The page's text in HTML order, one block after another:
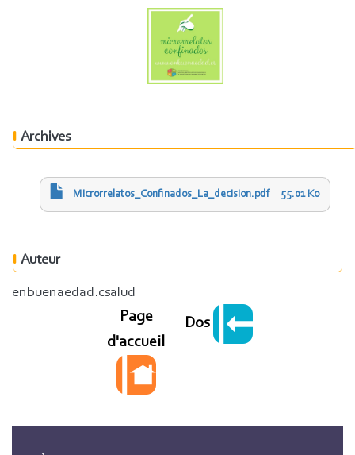
Archives
Microrrelatos_Confinados_La_decision.pdf 55.01 Ko
Auteur
enbuenaedad.csalud
Page
d'accueil
Dos